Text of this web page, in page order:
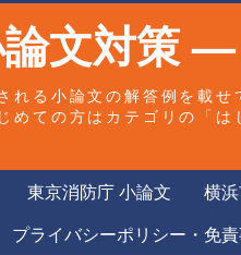
文対策
れる小論文の解答例を載
めての方はカテゴリの「
東京消防庁 小論文 横
プライバシーポリシー・免